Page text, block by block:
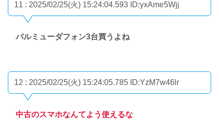
11 : 2025/02/25(火) 15:24:04.593 ID:yxAme5Wjj
バルミューダフォン3台買うよね
12 : 2025/02/25(火) 15:24:05.785 ID:YzM7w46lr
中古のスマホなんてよう使えるな